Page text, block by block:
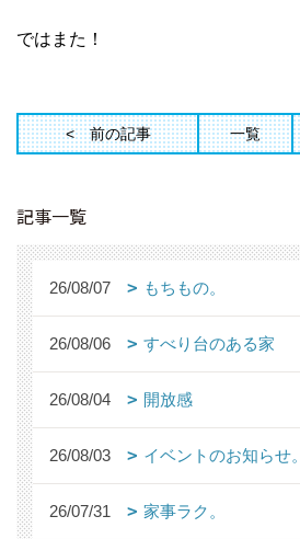
ではまた！
前の記事 一覧
記事一覧
26/08/07 もちもの。
26/08/06 すべり台のある家
26/08/04 開放感
26/08/03 イベントのお知らせ。
26/07/31 家事ラク。